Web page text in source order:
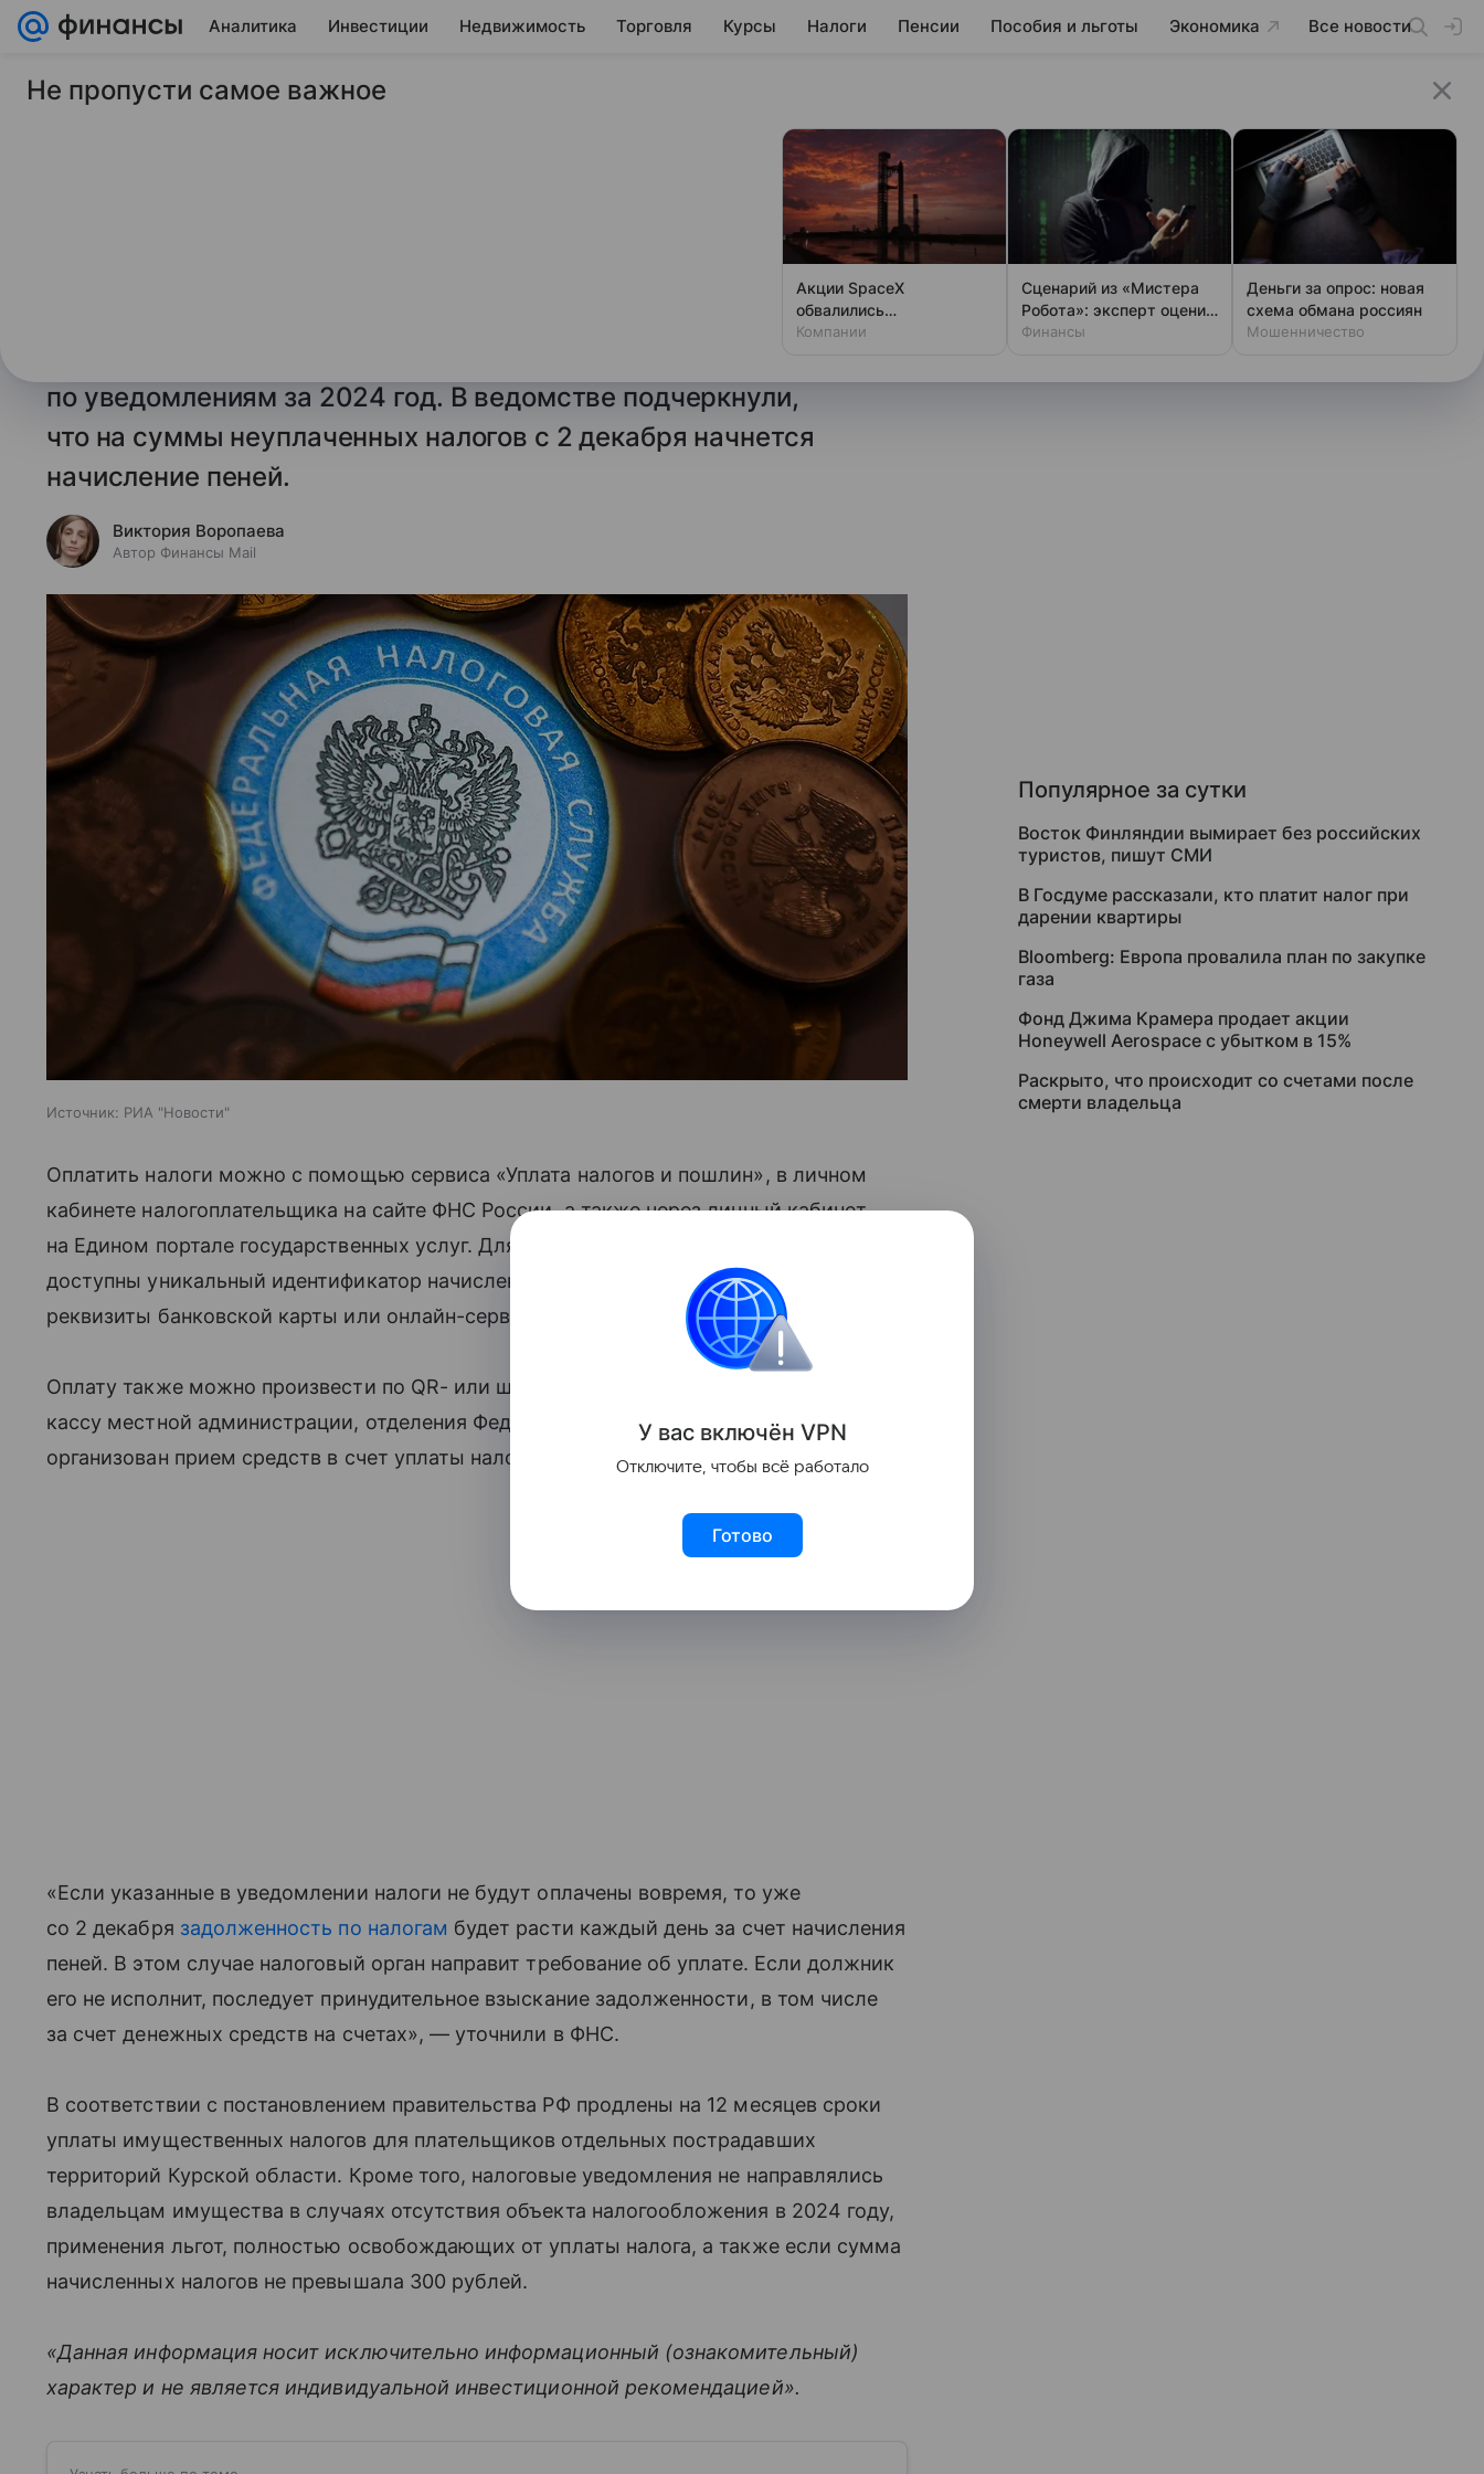
Аналитика Инвестиции Недвижимость Торговля Курсы Налоги Пенсии Пособия и льготы Экономика Все новости
30 ноября 2025 Финансы Mail
ФНС предупредила о возможности
принудительно списать деньги со
Федеральная налоговая служба сообщила о приближении
по уведомлениям за 2024 год. В ведомстве подчеркнули,
что на суммы неуплаченных налогов с 2 декабря начнется
начисление пеней.
Виктория Воропаева
Автор Финансы Mail
Источник: РИА "Новости"
Оплатить налоги можно с помощью сервиса «Уплата налогов и пошлин», в личном
кабинете налогоплательщика на сайте ФНС России, а также через личный кабинет
на Едином портале государственных услуг. Для совершения платежей гражданам
доступны уникальный идентификатор начислений из налогового уведомления,
реквизиты банковской карты или онлайн-сервис банка-партнера ФНС.
Оплату также можно произвести по QR- или штрихкоду без комиссии через банк,
кассу местной администрации, отделения Федеральной почтовой связи и МФЦ, где
организован прием средств в счет уплаты налогов.
«Если указанные в уведомлении налоги не будут оплачены вовремя, то уже
со 2 декабря задолженность по налогам будет расти каждый день за счет начисления
пеней. В этом случае налоговый орган направит требование об уплате. Если должник
его не исполнит, последует принудительное взыскание задолженности, в том числе
за счет денежных средств на счетах», — уточнили в ФНС.
В соответствии с постановлением правительства РФ продлены на 12 месяцев сроки
уплаты имущественных налогов для плательщиков отдельных пострадавших
территорий Курской области. Кроме того, налоговые уведомления не направлялись
владельцам имущества в случаях отсутствия объекта налогообложения в 2024 году,
применения льгот, полностью освобождающих от уплаты налога, а также если сумма
начисленных налогов не превышала 300 рублей.
«Данная информация носит исключительно информационный (ознакомительный)
характер и не является индивидуальной инвестиционной рекомендацией».
Популярное за сутки
Восток Финляндии вымирает без российских
туристов, пишут СМИ
В Госдуме рассказали, кто платит налог при
дарении квартиры
Bloomberg: Европа провалила план по закупке
газа
Фонд Джима Крамера продает акции
Honeywell Aerospace с убытком в 15%
Раскрыто, что происходит со счетами после
смерти владельца
Не пропусти самое важное
Акции SpaceX
обвалились
одновременно с аварией
Компании
Сценарий из «Мистера
Робота»: эксперт оценил
шансы хакеров
Финансы
Деньги за опрос: новая
схема обмана россиян
Мошенничество
У вас включён VPN
Отключите, чтобы всё работало
Готово